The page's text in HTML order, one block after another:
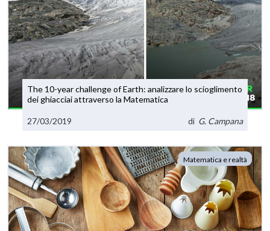
The 10-year challenge of Earth: analizzare lo scioglimento
dei ghiacciai attraverso la Matematica
27/03/2019 di G. Campana
Matematica e realtà